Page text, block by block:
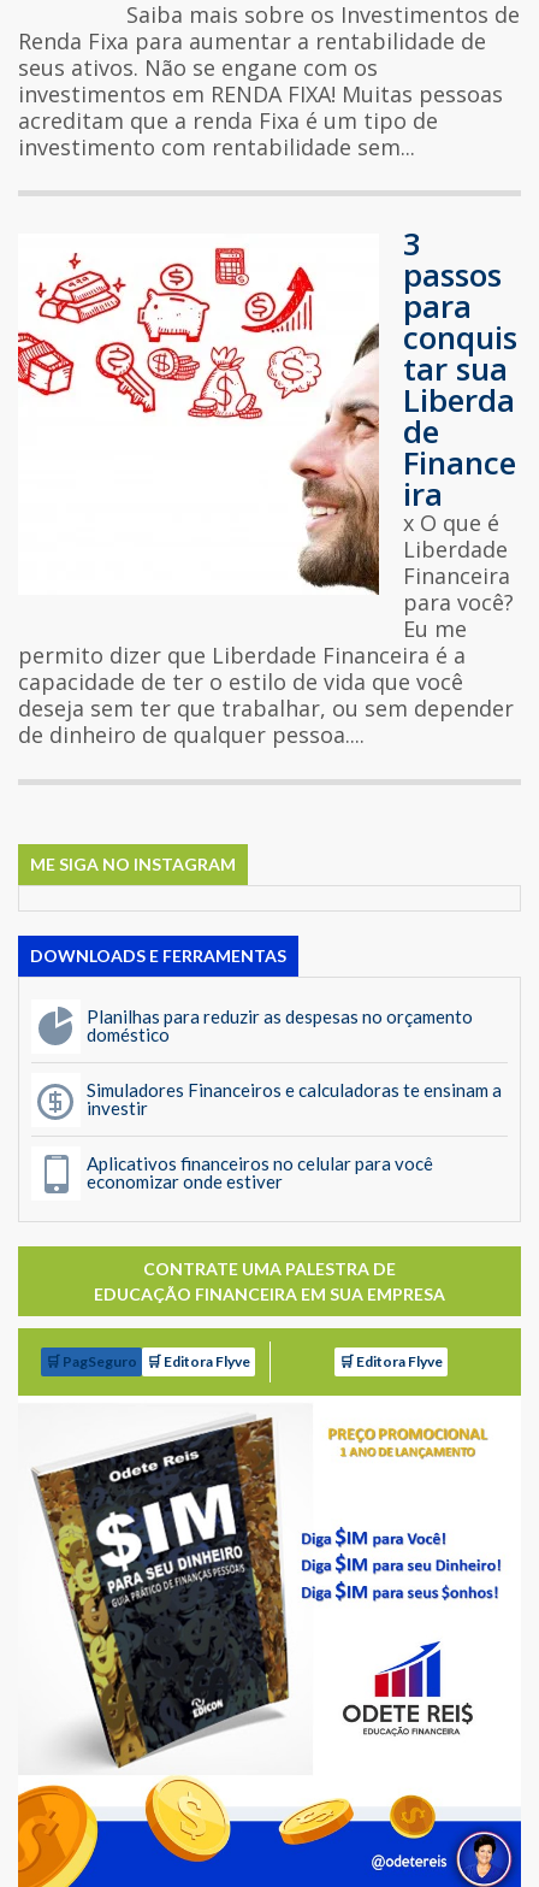
Saiba mais sobre os Investimentos de
Renda Fixa para aumentar a rentabilidade de
seus ativos. Não se engane com os
investimentos em RENDA FIXA! Muitas pessoas
acreditam que a renda Fixa é um tipo de
investimento com rentabilidade sem...
3
passos
para
conquis
tar sua
Liberda
de
Finance
ira
x O que é
Liberdade
Financeira
para você?
Eu me
permito dizer que Liberdade Financeira é a
capacidade de ter o estilo de vida que você
deseja sem ter que trabalhar, ou sem depender
de dinheiro de qualquer pessoa....
ME SIGA NO INSTAGRAM
DOWNLOADS E FERRAMENTAS
Planilhas para reduzir as despesas no orçamento
doméstico
Simuladores Financeiros e calculadoras te ensinam a
investir
Aplicativos financeiros no celular para você
economizar onde estiver
CONTRATE UMA PALESTRA DE
EDUCAÇÃO FINANCEIRA EM SUA EMPRESA
🛒 PagSeguro 🛒 Editora Flyve 🛒 Editora Flyve